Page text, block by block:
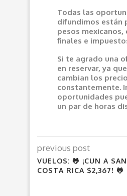
Todas las
difundimos están
pesos mexicanos,
finales e
Si te agrado una
en reservar, ya
cambian los
constantemente.
oportunidades
un par de horas
previous post
VUELOS: 🐸 ¡CUN A
COSTA RICA $2,367! 🐸